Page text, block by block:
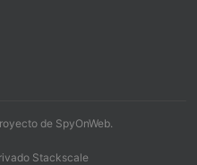
de SpyOnWeb.
Stackscale